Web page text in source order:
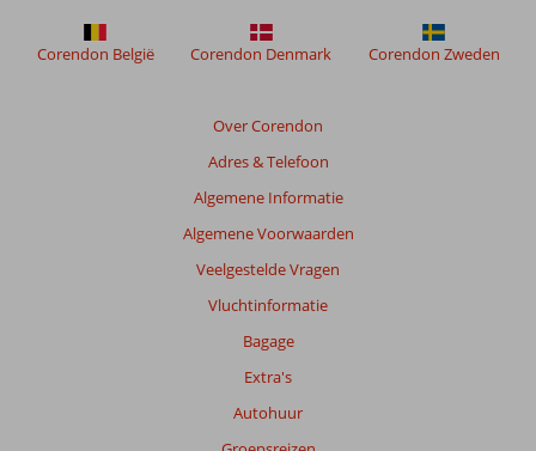
Over Corendon
Adres & Telefoon
Algemene Informatie
Algemene Voorwaarden
Veelgestelde Vragen
Vluchtinformatie
Bagage
Extra's
Autohuur
Corendon België Corendon Denmark Corendon Zweden